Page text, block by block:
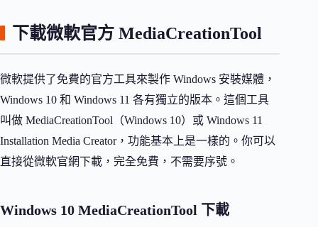
下載微軟官方 MediaCreationTool
微軟提供了免費的官方工具來製作 Windows 安裝媒體，
Windows 10 和 Windows 11 各有獨立的版本。這個工具
叫做 MediaCreationTool（Windows 10）或 Windows 11
Installation Media Creator，功能基本上是一樣的。你可以
直接從微軟官網下載，完全免費，不需要序號。
Windows 10 MediaCreationTool 下載